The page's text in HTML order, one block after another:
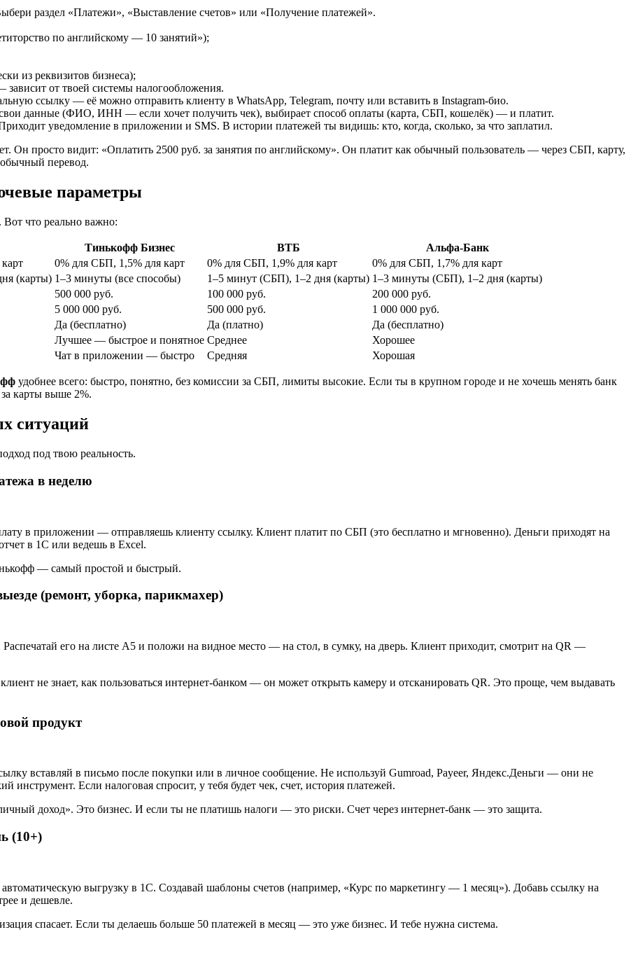
раздел «Платежи», «Выставление счетов» или «Получение платежей».
по английскому — 10 занятий»);
из реквизитов бизнеса);
от твоей системы налогообложения.
ссылку — её можно отправить клиенту в WhatsApp, Telegram, почту или вставить в Instagram-био.
данные (ФИО, ИНН — если хочет получить чек), выбирает способ оплаты (карта, СБП, кошелёк) — и платит.
уведомление в приложении и SMS. В истории платежей ты видишь: кто, когда, сколько, за что заплатил.
Он просто видит: «Оплатить 2500 руб. за занятия по английскому». Он платит как обычный пользователь — через СБП, карту,
перевод.
параметры
что реально важно:
Тинькофф Бизнес ВТБ
Альфа-Банк
0% для СБП, 1,5% для карт 0% для СБП, 1,9% для карт
0% для СБП, 1,7% для карт
(карты) 1–3 минуты (все способы) 1–5 минут (СБП), 1–2 дня (карты) 1–3 минуты (СБП), 1–2 дня (карты)
500 000 руб. 100 000 руб.
200 000 руб.
5 000 000 руб. 500 000 руб.
1 000 000 руб.
Да (бесплатно) Да (платно)
Да (бесплатно)
Лучшее — быстрое и понятное Среднее
Хорошее
Чат в приложении — быстро Средняя Хорошая
удобнее всего: быстро, понятно, без комиссии за СБП, лимиты высокие. Если ты в крупном городе и не хочешь менять банк
карты выше 2%.
ситуаций
под твою реальность.
в неделю
в приложении — отправляешь клиенту ссылку. Клиент платит по СБП (это бесплатно и мгновенно). Деньги приходят на
в 1С или ведешь в Excel.
— самый простой и быстрый.
(ремонт, уборка, парикмахер)
его на листе А5 и положи на видное место — на стол, в сумку, на дверь. Клиент приходит, смотрит на QR —
не знает, как пользоваться интернет-банком — он может открыть камеру и отсканировать QR. Это проще, чем выдавать
продукт
вставляй в письмо после покупки или в личное сообщение. Не используй Gumroad, Payeer, Яндекс.Деньги — они не
инструмент. Если налоговая спросит, у тебя будет чек, счет, история платежей.
доход». Это бизнес. И если ты не платишь налоги — это риски. Счет через интернет-банк — это защита.
(10+)
выгрузку в 1С. Создавай шаблоны счетов (например, «Курс по маркетингу — 1 месяц»). Добавь ссылку на
и дешевле.
спасает. Если ты делаешь больше 50 платежей в месяц — это уже бизнес. И тебе нужна система.